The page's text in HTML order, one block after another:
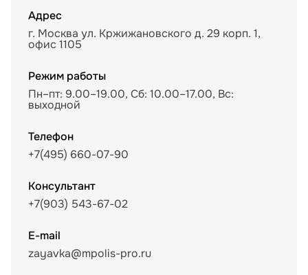
Адрес
г. Москва ул. Кржижановского д. 29 корп. 1,
офис 1105
Режим работы
Пн–пт: 9.00–19.00, Сб: 10.00–17.00, Вс:
выходной
Телефон
+7(495) 660-07-90
Консультант
+7(903) 543-67-02
E-mail
zayavka@mpolis-pro.ru